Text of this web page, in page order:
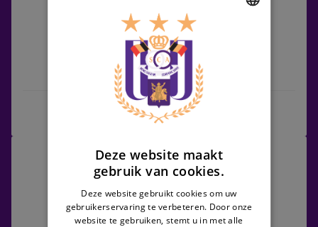
RSCA Futures Jong Gent
Wedstrijdcentrum
30/01/2027 - TBC
Challenger Pro League
Deze website maakt
gebruik van cookies.
Deze website gebruikt cookies om uw
gebruikerservaring te verbeteren. Door onze
website te gebruiken, stemt u in met alle